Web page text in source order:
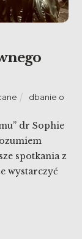
dbanie o
dr Sophie
spotkania z
wystarczyć
diagnoz i